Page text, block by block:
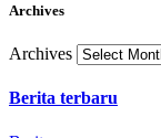
Archives
Archives
Berita terbaru